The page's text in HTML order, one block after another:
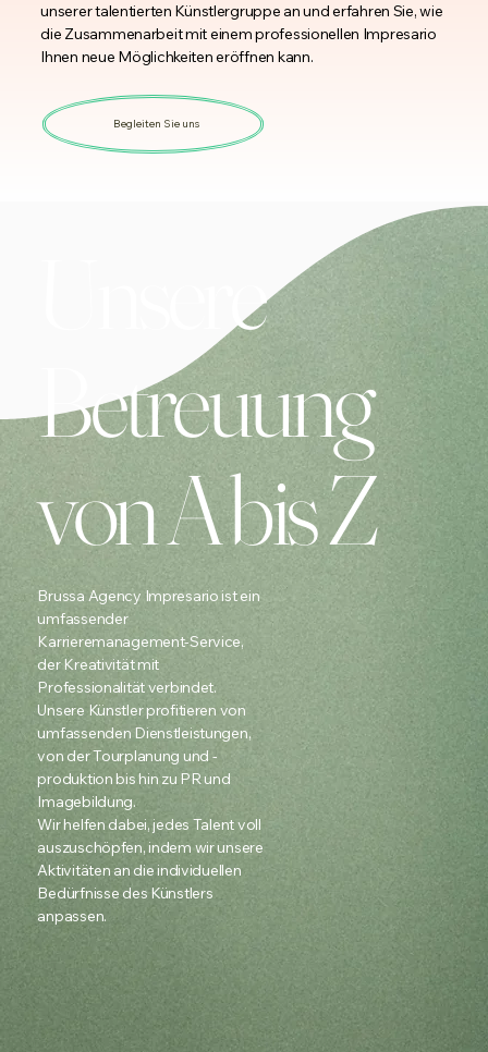
unserer talentierten Künstlergruppe an und erfahren Sie, wie
die Zusammenarbeit mit einem professionellen Impresario
Ihnen neue Möglichkeiten eröffnen kann.
Begleiten Sie uns
Unsere
Betreuung
von A bis Z
Brussa Agency Impresario ist ein
umfassender
Karrieremanagement-Service,
der Kreativität mit
Professionalität verbindet.
Unsere Künstler profitieren von
umfassenden Dienstleistungen,
von der Tourplanung und -
produktion bis hin zu PR und
Imagebildung.
Wir helfen dabei, jedes Talent voll
auszuschöpfen, indem wir unsere
Aktivitäten an die individuellen
Bedürfnisse des Künstlers
anpassen.